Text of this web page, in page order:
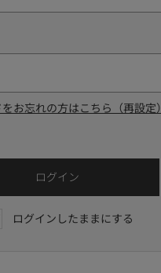
お忘れの方はこちら（再設定）
ログインしたままにする